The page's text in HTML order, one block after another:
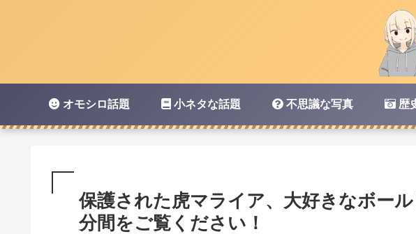
オモシロ話題 小ネタな話題 不思議な写真 歴
保護された虎マライア、大好きなボー
分間をご覧ください！